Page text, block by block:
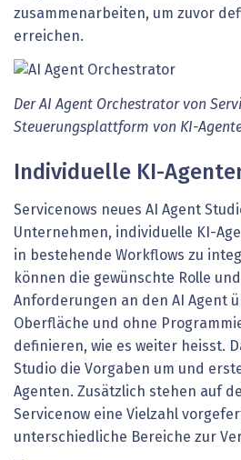
zusammenarbeiten, um zuvor
erreichen.
Der AI Agent Orchestrator von
Steuerungsplattform von KI-
Individuelle KI-
Servicenows neues AI Agent
Unternehmen, individuelle KI-
in bestehende Workflows zu
können die gewünschte Rolle
Anforderungen an den AI Agent
Oberfläche und ohne
definieren, wie es weiter heisst.
Studio die Vorgaben um und
Agenten. Zusätzlich stehen auf
Servicenow eine Vielzahl
unterschiedliche Bereiche zur